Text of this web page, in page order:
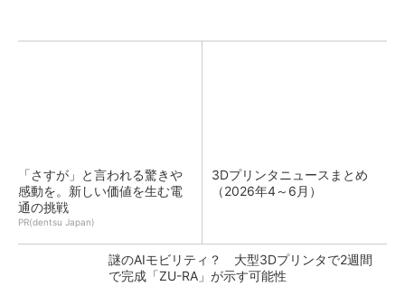
「さすが」と言われる驚きや
感動を。新しい価値を生む電
通の挑戦
PR(dentsu Japan)
3Dプリンタニュースまとめ
（2026年4～6月）
謎のAIモビリティ？ 大型3Dプリンタで2週間
で完成「ZU-RA」が示す可能性